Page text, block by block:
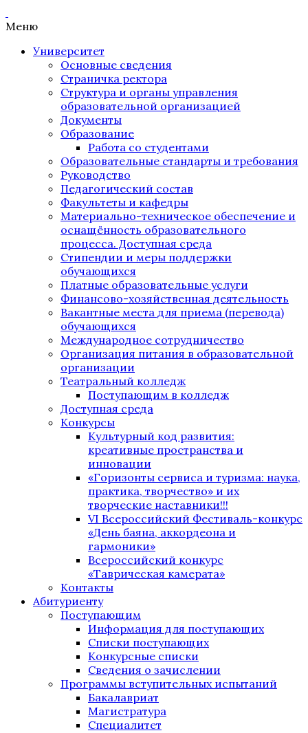
Меню
Университет
Основные сведения
Страничка ректора
Структура и органы управления
образовательной организацией
Документы
Образование
Работа со студентами
Образовательные стандарты и требования
Руководство
Педагогический состав
Факультеты и кафедры
Материально-техническое обеспечение и
оснащённость образовательного
процесса. Доступная среда
Стипендии и меры поддержки
обучающихся
Платные образовательные услуги
Финансово-хозяйственная деятельность
Вакантные места для приема (перевода)
обучающихся
Международное сотрудничество
Организация питания в образовательной
организации
Театральный колледж
Поступающим в колледж
Доступная среда
Конкурсы
Культурный код развития:
креативные пространства и
инновации
«Горизонты сервиса и туризма: наука,
практика, творчество» и их
творческие наставники!!!
VI Всероссийский Фестиваль-конкурс
«День баяна, аккордеона и
гармоники»
Всероссийский конкурс
«Таврическая камерата»
Контакты
Абитуриенту
Поступающим
Информация для поступающих
Списки поступающих
Конкурсные списки
Сведения о зачислении
Программы вступительных испытаний
Бакалавриат
Магистратура
Специалитет